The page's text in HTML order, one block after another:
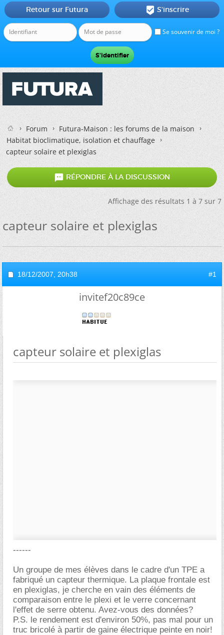
Se souvenir de moi ?
Retour sur Futura  S'inscrire
Forum
Futura-Maison : les forums de la maison
Habitat bioclimatique, isolation et chauffage
capteur solaire et plexiglas
 RÉPONDRE À LA DISCUSSION
Affichage des résultats 1 à 7 sur 7
capteur solaire et plexiglas
18/12/2007, 20h38 #1
invitef20c89ce
capteur solaire et plexiglas
------
Un groupe de mes élèves dans le cadre d'un TPE a
fabriqué un capteur thermique. La plaque frontale est
en plexiglas, je cherche en vain des éléments de
comparaison entre le plexi et le verre concernant
l'effet de serre obtenu. Avez-vous des données?
P.S. le rendement est d'environ 50%, pas mal pour un
truc bricolé à partir de gaine électrique peinte en noir!